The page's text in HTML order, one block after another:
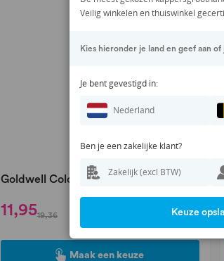
korting
Goldwell Colorance Pastel 60ml
11,9519,36
Maak een keuze
Veilig winkelen en thuiswinkel
Kies hieronder je land en geef aan
Je bent gevestigd in:
Nederland
Ben je een zakelijke klant?
Zakelijk (excl BTW)
Keuze